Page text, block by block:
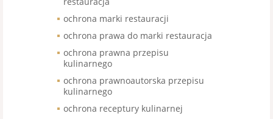
ochrona marki restauracji
ochrona prawa do marki restauracja
ochrona prawna przepisu
kulinarnego
ochrona prawnoautorska przepisu
kulinarnego
ochrona receptury kulinarnej